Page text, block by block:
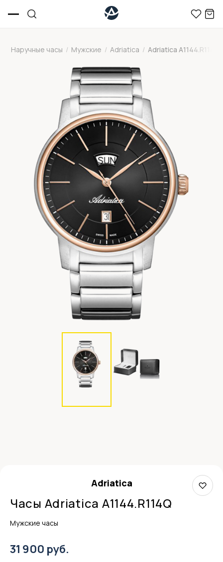
Наручные часы / Мужские / Adriatica / Adriatica A1144.R114Q
Adriatica
Часы Adriatica A1144.R114Q
Мужские часы
31 900 руб.